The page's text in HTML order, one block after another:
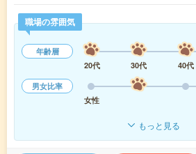
職場の雰囲気
年齢層
20代
30代 40代
男女比率
女性
もっと見る